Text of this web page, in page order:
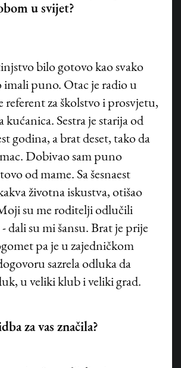
u svijet?
bilo gotovo kao svako
imali puno. Otac je radio u
referent za školstvo i prosvjetu,
kućanica. Sestra je starija od
godina, a brat deset, tako da
Dobivao sam puno
od mame. Sa šesnaest
životna iskustva, otišao
su me roditelji odlučili
dali su mi šansu. Brat je prije
pa je u zajedničkom
sazrela odluka da
u veliki klub i veliki grad.
za vas značila?